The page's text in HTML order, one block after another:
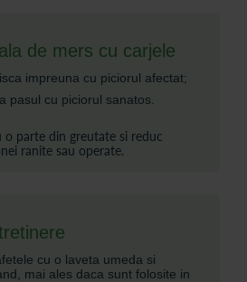
de mers cu carjele
impreuna cu piciorul afectat;
pasul cu piciorul sanatos.
o parte din greutate si reduc
ranite sau operate.
cu o laveta umeda si
mai ales daca sunt folosite in